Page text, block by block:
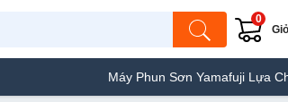
0
Máy Phun Sơn Yamafuji Lựa Chọn Tối